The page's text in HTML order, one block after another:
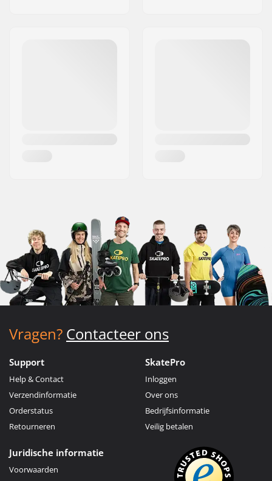
Vragen? Contacteer ons
Support
Help & Contact
Verzendinformatie
Orderstatus
Retourneren
SkatePro
Inloggen
Over ons
Bedrijfsinformatie
Veilig betalen
Juridische informatie
Voorwaarden